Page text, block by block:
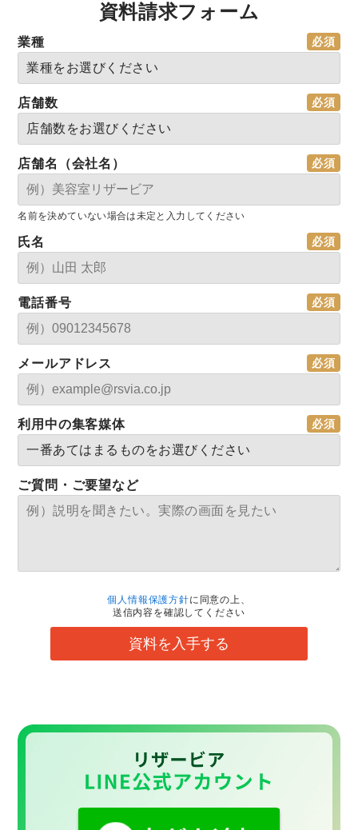
資料請求フォーム
業種
店舗数
店舗名（会社名）
名前を決めていない場合は未定と入力してください
氏名
電話番号
メールアドレス
利用中の集客媒体
ご質問・ご要望など
個人情報保護方針に同意の上、
送信内容を確認してください
資料を入手する